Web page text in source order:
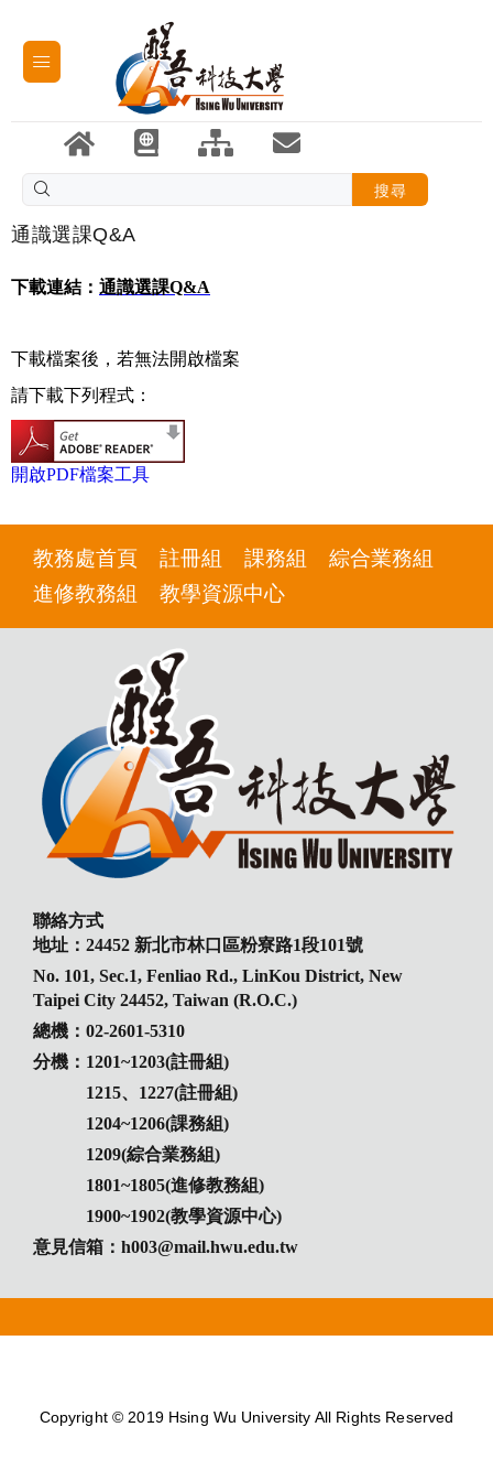
搜尋
通識選課Q&A
下載連結： 通識選課Q&A
下載檔案後，若無法開啟檔案
請下載下列程式：
開啟PDF檔案工具
教務處首頁 註冊組 課務組
綜合業務組
進修教務組
教學資源中心
聯絡方式
地址：24452 新北市林口區粉寮路1段101號
No. 101, Sec.1, Fenliao Rd., LinKou District, New
Taipei City 24452, Taiwan (R.O.C.)
總機：02-2601-5310
分機：1201~1203(註冊組)
1215、1227(註冊組)
1204~1206(課務組)
1209(綜合業務組)
1801~1805(進修教務組)
1900~1902(教學資源中心)
意見信箱：h003@mail.hwu.edu.tw
Copyright © 2019 Hsing Wu University All Rights Reserved